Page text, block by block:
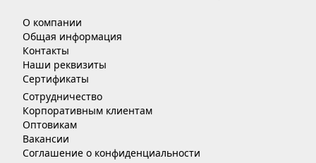
О компании
Общая информация
Контакты
Наши реквизиты
Сертификаты
Сотрудничество
Корпоративным клиентам
Оптовикам
Вакансии
Соглашение о конфиденциальности